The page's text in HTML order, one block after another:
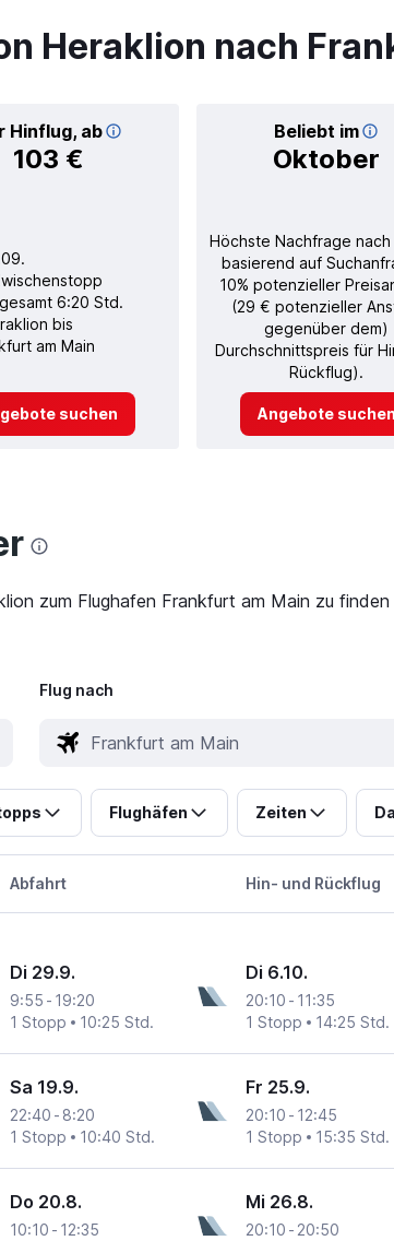
Heraklion nach
Hinflug, ab
103 €
Beliebt im
Oktober
6:20 Std.
bis
am Main
suchen
Höchste Nachfrage nach
basierend auf
10% potenzieller
(29 € potenzieller
gegenüber dem)
Durchschnittspreis für
Rückflug).
Angebote suchen
zum Flughafen Frankfurt am Main zu
Flug nach
Flughäfen Zeiten
Abfahrt Hin- und Rückflug
Di 29.9.
9:55 - 19:20
1 Stopp
10:25 Std.
Di 6.10.
20:10 - 11:35
1 Stopp
14:25 Std.
Sa 19.9.
22:40 - 8:20
1 Stopp
10:40 Std.
Fr 25.9.
20:10 - 12:45
1 Stopp
15:35 Std.
Do 20.8.
10:10 - 12:35
Mi 26.8.
20:10 - 20:50